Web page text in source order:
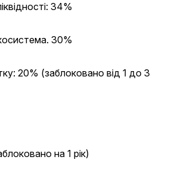
34%
30%
20% (заблоковано від 1 до 3
на 1 рік)